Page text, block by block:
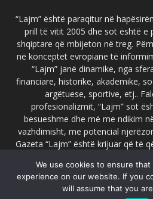
“Lajm” është paraqitur në
prill të vitit 2005 dhe sot është e
shqiptare që mbijeton në treg.
në konceptet evropiane të
“Lajm” janë dinamike, nga
financiare, historike, akademike,
argëtuese, sportive, etj..
profesionalizmit, “Lajm” sot
besueshme dhe më me ndikim
vazhdimisht, me potencial
Gazeta “Lajm” është krijuar që të
faqja zyrtare e gazetës “Lajm”,
ndër portalet më të
We use cookies to ensure
experience on our website. If you
will assume that you